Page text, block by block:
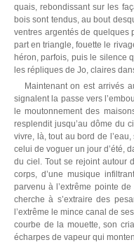
quais, rebondissant sur les
bois sont tendus, au bout
ventres argentés de quelques
part en triangle, fouette le
héron, parfois, puis le silence
les répliques de Jo, claires
Maintenant on est arrivés
signalent la passe vers
le moutonnement des
resplendit jusqu’au dôme du
vivre, là, tout au bord de
celui de voguer un jour d’été,
du ciel. Tout se rejoint autour
corps, d’une musique
parvenu à l’extrême pointe
cherche à s’extraire des
l’extrême le mince canal de
courbe de la mouette, son
écharpes de vapeur qui